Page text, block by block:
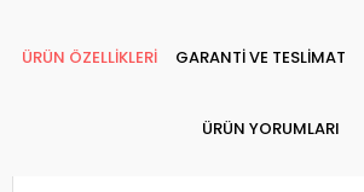
ÜRÜN ÖZELLİKLERİ GARANTİ VE TESLİMAT
ÜRÜN YORUMLARI